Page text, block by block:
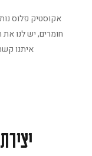
אקוסטיק פלוס
חומרים, יש לנו את
איתנו